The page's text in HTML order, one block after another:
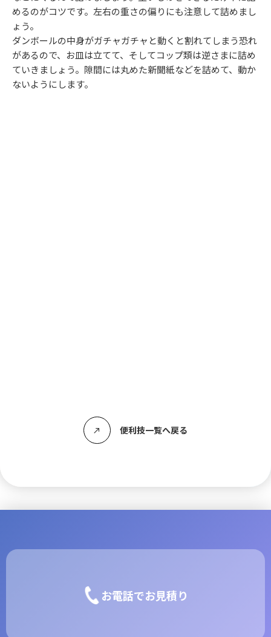
めるのがコツです。左右の重さの偏りにも注意して詰めまし
ょう。
ダンボールの中身がガチャガチャと動くと割れてしまう恐れ
があるので、お皿は立てて、そしてコップ類は逆さまに詰め
ていきましょう。隙間には丸めた新聞紙などを詰めて、動か
ないようにします。
便利技一覧へ戻る
call_made
お電話でお見積り